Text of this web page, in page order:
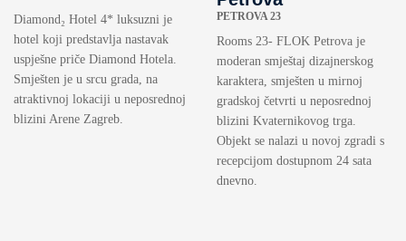
Diamond₂ Hotel 4* luksuzni je
hotel koji predstavlja nastavak
uspješne priče Diamond Hotela.
Smješten je u srcu grada, na
atraktivnoj lokaciji u neposrednoj
blizini Arene Zagreb.
PETROVA 23
Rooms 23- FLOK Petrova je
moderan smještaj dizajnerskog
karaktera, smješten u mirnoj
gradskoj četvrti u neposrednoj
blizini Kvaternikovog trga.
Objekt se nalazi u novoj zgradi s
recepcijom dostupnom 24 sata
dnevno.